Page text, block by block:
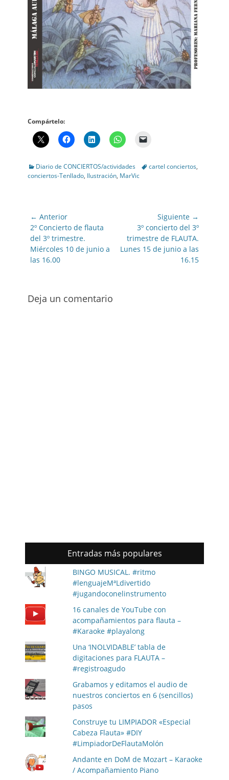
Compártelo:
Categories
Diario de CONCIERTOS/actividades Tagscartel conciertos,
conciertos-Tenllado, Ilustración, MarVic
Navegación
de
entradas
← Anterior
Entrada
anterior:
2º Concierto de flauta
del 3º trimestre.
Miércoles 10 de junio a
las 16.00
Siguiente →
Entrada
siguiente:
3º concierto del 3º
trimestre de FLAUTA.
Lunes 15 de junio a las
16.15
Deja un comentario
Entradas más populares
BINGO MUSICAL. #ritmo
#lenguajeMªLdivertido
#jugandoconelinstrumento
16 canales de YouTube con
acompañamientos para flauta –
#Karaoke #playalong
Una ‘INOLVIDABLE’ tabla de
digitaciones para FLAUTA –
#registroagudo
Grabamos y editamos el audio de
nuestros conciertos en 6 (sencillos)
pasos
Construye tu LIMPIADOR «Especial
Cabeza Flauta» #DIY
#LimpiadorDeFlautaMolón
Andante en DoM de Mozart – Karaoke
/ Acompañamiento Piano